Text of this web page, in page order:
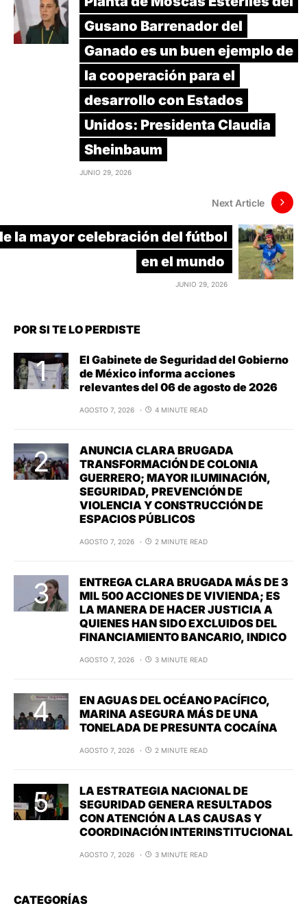
Gusano Barrenador del
Ganado es un buen ejemplo de
la cooperación para el
desarrollo con Estados
Unidos: Presidenta Claudia
Sheinbaum
JUNIO 29, 2026
Next Article
la mayor celebración del fútbol
en el mundo
JUNIO 29, 2026
POR SI TE LO PERDISTE
El Gabinete de Seguridad del Gobierno
de México informa acciones
relevantes del 06 de agosto de 2026
AGOSTO 7, 2026 4 MINUTE READ
ANUNCIA CLARA BRUGADA
TRANSFORMACIÓN DE COLONIA
GUERRERO; MAYOR ILUMINACIÓN,
SEGURIDAD, PREVENCIÓN DE
VIOLENCIA Y CONSTRUCCIÓN DE
ESPACIOS PÚBLICOS
AGOSTO 7, 2026 2 MINUTE READ
ENTREGA CLARA BRUGADA MÁS DE 3
MIL 500 ACCIONES DE VIVIENDA; ES
LA MANERA DE HACER JUSTICIA A
QUIENES HAN SIDO EXCLUIDOS DEL
FINANCIAMIENTO BANCARIO, INDICO
AGOSTO 7, 2026 3 MINUTE READ
EN AGUAS DEL OCÉANO PACÍFICO,
MARINA ASEGURA MÁS DE UNA
TONELADA DE PRESUNTA COCAÍNA
AGOSTO 7, 2026 2 MINUTE READ
LA ESTRATEGIA NACIONAL DE
SEGURIDAD GENERA RESULTADOS
CON ATENCIÓN A LAS CAUSAS Y
COORDINACIÓN INTERINSTITUCIONAL
AGOSTO 7, 2026 3 MINUTE READ
CATEGORÍAS